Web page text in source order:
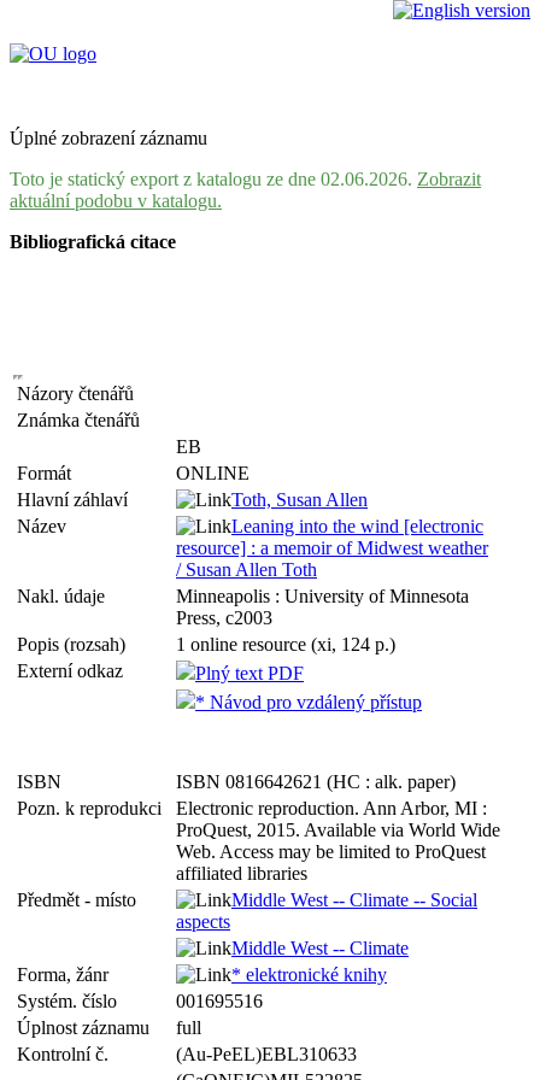
Úplné zobrazení záznamu
Toto je statický export z katalogu ze dne 02.06.2026. Zobrazit
aktuální podobu v katalogu.
Bibliografická citace
Názory čtenářů
Známka čtenářů
EB
Formát
ONLINE
Hlavní záhlaví
Toth, Susan Allen
Název
Leaning into the wind [electronic
resource] : a memoir of Midwest weather
/ Susan Allen Toth
Nakl. údaje
Minneapolis : University of Minnesota
Press, c2003
Popis (rozsah)
1 online resource (xi, 124 p.)
Externí odkaz
Plný text PDF
* Návod pro vzdálený přístup
ISBN
ISBN 0816642621 (HC : alk. paper)
Pozn. k reprodukci
Electronic reproduction. Ann Arbor, MI :
ProQuest, 2015. Available via World Wide
Web. Access may be limited to ProQuest
affiliated libraries
Předmět - místo
Middle West -- Climate -- Social
aspects
Middle West -- Climate
Forma, žánr
* elektronické knihy
Systém. číslo
001695516
Úplnost záznamu
full
Kontrolní č.
(Au-PeEL)EBL310633